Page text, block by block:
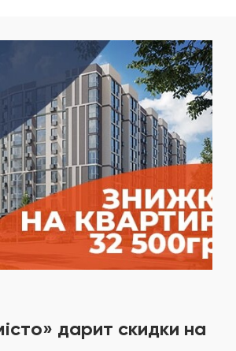
дарит скидки на